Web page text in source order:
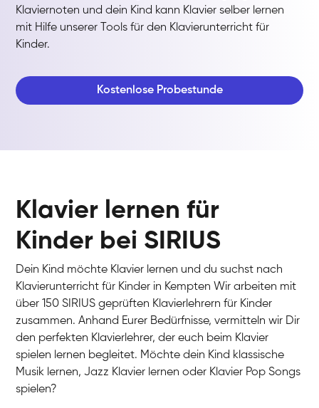
Klaviernoten und dein Kind kann Klavier selber lernen
mit Hilfe unserer Tools für den Klavierunterricht für
Kinder.
Kostenlose Probestunde
Klavier lernen für
Kinder bei SIRIUS
Dein Kind möchte Klavier lernen und du suchst nach
Klavierunterricht für Kinder in Kempten Wir arbeiten mit
über 150 SIRIUS geprüften Klavierlehrern für Kinder
zusammen. Anhand Eurer Bedürfnisse, vermitteln wir Dir
den perfekten Klavierlehrer, der euch beim Klavier
spielen lernen begleitet. Möchte dein Kind klassische
Musik lernen, Jazz Klavier lernen oder Klavier Pop Songs
spielen?